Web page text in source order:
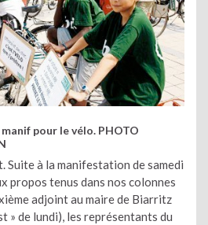
pour le vélo. PHOTO
Suite à la manifestation de samedi
propos tenus dans nos colonnes
adjoint au maire de Biarritz
» de lundi), les représentants du